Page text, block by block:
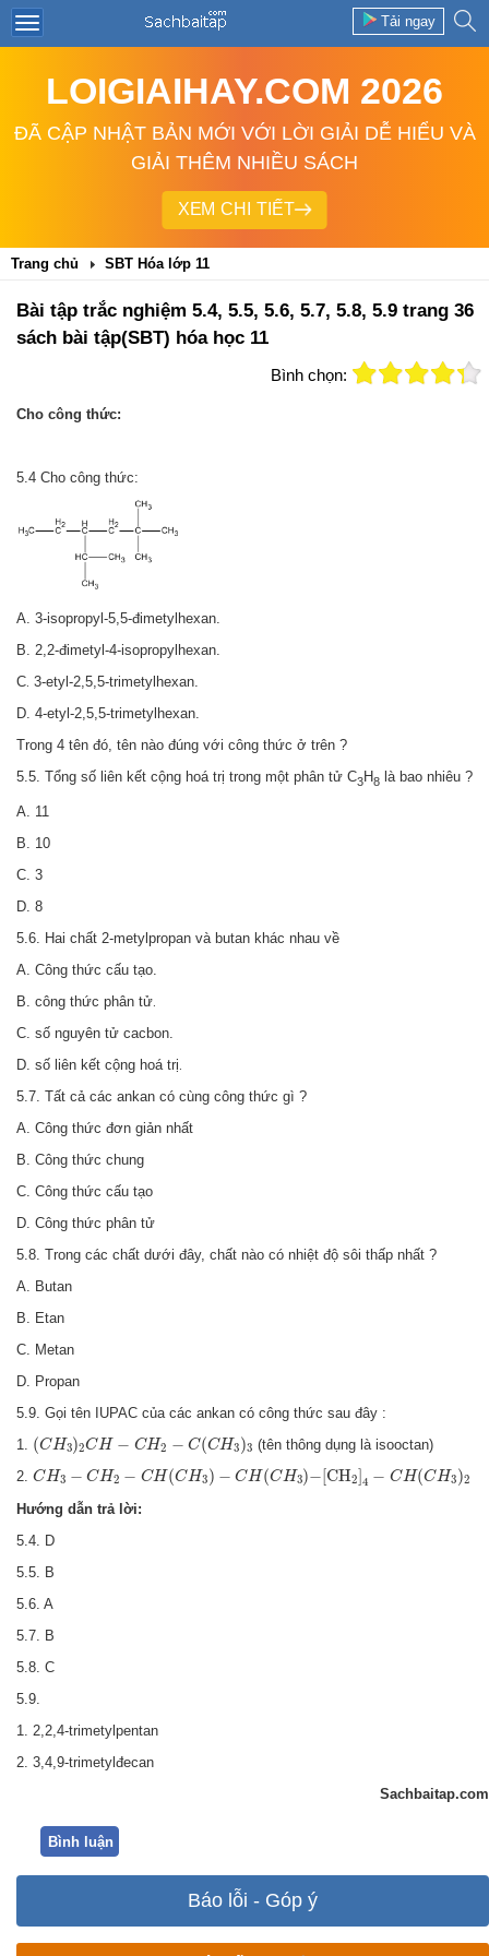
Tải ngay
LOIGIAIHAY.COM 2026
ĐÃ CẬP NHẬT BẢN MỚI VỚI LỜI GIẢI DỄ HIỂU VÀ
GIẢI THÊM NHIỀU SÁCH
XEM CHI TIẾT
Trang chủ SBT Hóa lớp 11
Bài tập trắc nghiệm 5.4, 5.5, 5.6, 5.7, 5.8, 5.9 trang 36
sách bài tập(SBT) hóa học 11
Bình chọn:
Cho công thức:
5.4 Cho công thức:
A. 3-isopropyl-5,5-đimetylhexan.
B. 2,2-đimetyl-4-isopropylhexan.
C 3-etyl-2,5,5-trimetylhexan.
D. 4-etyl-2,5,5-trimetylhexan.
Trong 4 tên đó, tên nào đúng với công thức ở trên ?
5.5. Tổng số liên kết cộng hoá trị trong một phân tử C3H8 là bao nhiêu ?
A. 11
B. 10
C. 3
D. 8
5.6. Hai chất 2-metylpropan và butan khác nhau về
A. Công thức cấu tạo.
B. công thức phân tử
C. số nguyên tử cacbon.
D. số liên kết cộng hoá trị
5.7. Tất cả các ankan có cùng công thức gì ?
A. Công thức đơn giản nhất
B. Công thức chung
C. Công thức cấu tạo
D. Công thức phân tử
5.8. Trong các chất dưới đây, chất nào có nhiệt độ sôi thấp nhất ?
A. Butan
B. Etan
C. Metan
D. Propan
5.9. Gọi tên IUPAC của các ankan có công thức sau đây :
1. (CH3)2CH − CH2 − C(CH3)3
(CH3 ) CH− H2− CH3)3
(tên thông dụng là isooctan)
2. CH3 − CH2 − CH (CH3) − CH (CH3)−[CH2]4 − CH(CH3)2
CH3 H2− (CH3)−C H H3)−[CH 2 −CH ( 3)2
Hướng dẫn trả lời:
5.4. D
5.5. B
5.6. A
5.7. B
5.8. C
5.9.
1. 2,2,4-trimetylpentan
2. 3,4,9-trimetylđecan
Sachbaitap.com
Bình luận
Báo lỗi - Góp ý